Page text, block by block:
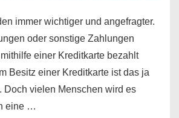
immer wichtiger und angefragter.
oder sonstige Zahlungen
einer Kreditkarte bezahlt
Besitz einer Kreditkarte ist das ja
Doch vielen Menschen wird es
eine …